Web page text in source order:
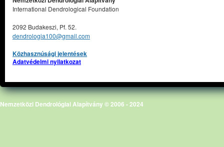
International Dendrological Foundation
2092 Budakeszi, Pf. 52.
dendrologia100@gmail.com
Közhasznúsági jelentések
Adatvédelmi nyilatkozat
Nemzetközi Dendrológiai Alapítvány © 2006 - 2024